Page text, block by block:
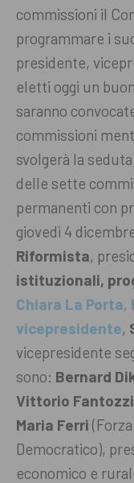
commissioni il
programmare i
presidente,
eletti oggi un
saranno
commissioni
svolgerà la seduta
delle sette
permanenti con
giovedì 4
Riformista,
istituzionali,
Chiara La Porta,
vicepresidente,
vicepresidente
sono: Bernard
Vittorio Fantozzi
Maria Ferri
Democratico),
economico e